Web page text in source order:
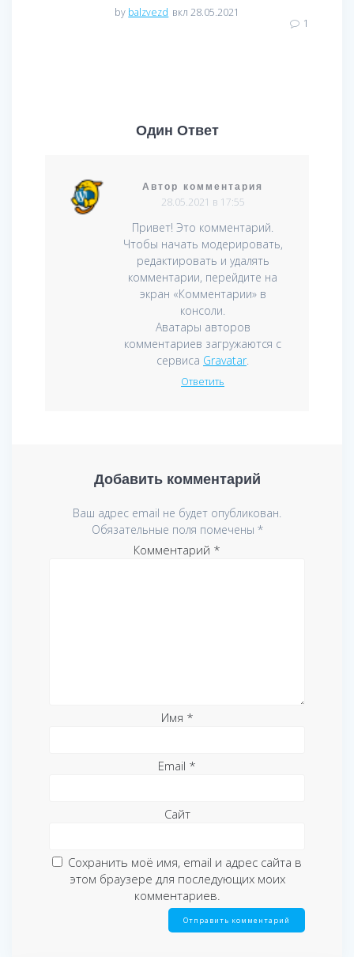
by balzvezd вкл 28.05.2021
1
Один Ответ
Автор комментария
28.05.2021 в 17:55
Привет! Это комментарий.
Чтобы начать модерировать,
редактировать и удалять
комментарии, перейдите на
экран «Комментарии» в
консоли.
Аватары авторов
комментариев загружаются с
сервиса Gravatar.
Ответить
Добавить комментарий
Ваш адрес email не будет опубликован.
Обязательные поля помечены *
Комментарий *
Имя *
Email *
Сайт
Сохранить моё имя, email и адрес сайта в
этом браузере для последующих моих
комментариев.